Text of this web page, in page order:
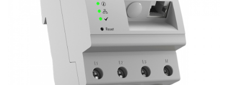
Cabluri semnalizare si control